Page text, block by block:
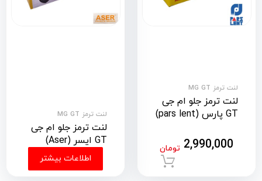
لنت ترمز MG GT
لنت ترمز جلو ام جی
GT پارس (pars lent)
2,990,000 تومان
افزودن به سبد خرید
لنت ترمز MG GT
لنت ترمز جلو ام جی
GT ایسر (Aser)
اطلاعات بیشتر